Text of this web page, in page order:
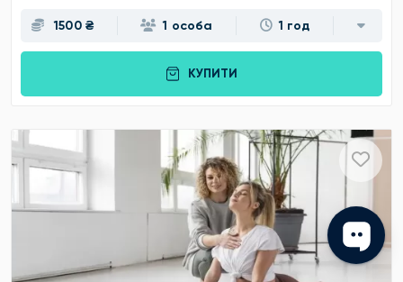
1500 ₴ 1 особа 1 год
КУПИТИ